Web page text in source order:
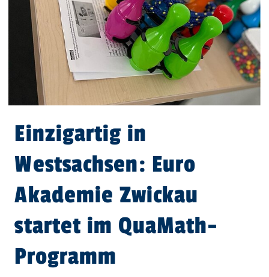
Einzigartig in
Westsachsen: Euro
Akademie Zwickau
startet im QuaMath-
Programm